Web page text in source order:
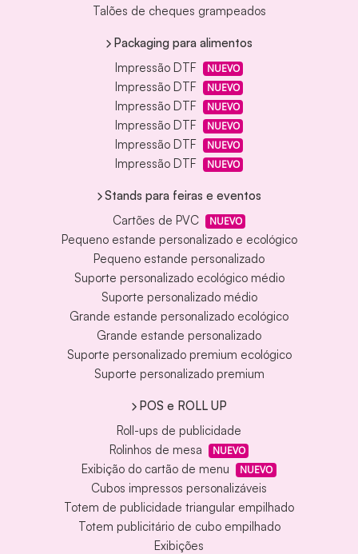
Talões de cheques grampeados
Packaging para alimentos
Impressão DTF
NUEVO
Impressão DTF NUEVO
Impressão DTF NUEVO
Impressão DTF NUEVO
Impressão DTF NUEVO
Impressão DTF NUEVO
Stands para feiras e eventos
Cartões de PVC
NUEVO
Pequeno estande personalizado e ecológico
Pequeno estande personalizado
Suporte personalizado ecológico médio
Suporte personalizado médio
Grande estande personalizado ecológico
Grande estande personalizado
Suporte personalizado premium ecológico
Suporte personalizado premium
POS e ROLL UP
Roll-ups de publicidade
Rolinhos de mesa
NUEVO
Exibição do cartão de menu NUEVO
Cubos impressos personalizáveis
Totem de publicidade triangular empilhado
Totem publicitário de cubo empilhado
Exibições